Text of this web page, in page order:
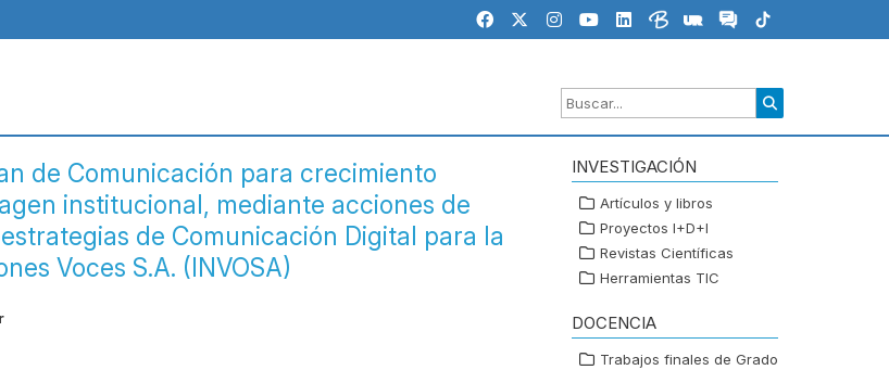
de Comunicación para crecimiento
institucional, mediante acciones de
de Comunicación Digital para la
Voces S.A. (INVOSA)
INVESTIGACIÓN
Artículos y libros
Proyectos I+D+I
Revistas Científicas
Herramientas TIC
DOCENCIA
Trabajos finales de Grado